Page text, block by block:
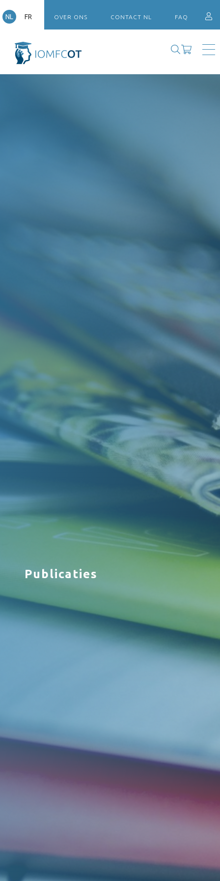
NL FR OVER ONS CONTACT NL FAQ
Publicaties